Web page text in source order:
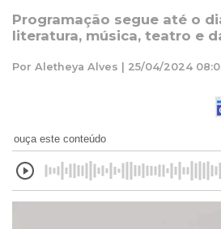
Programação segue até o
literatura, música, teatro e
Por Aletheya Alves | 25/04/2024
ouça este conteúdo